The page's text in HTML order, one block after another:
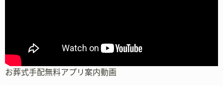
お葬式手配無料アプリ案内動画